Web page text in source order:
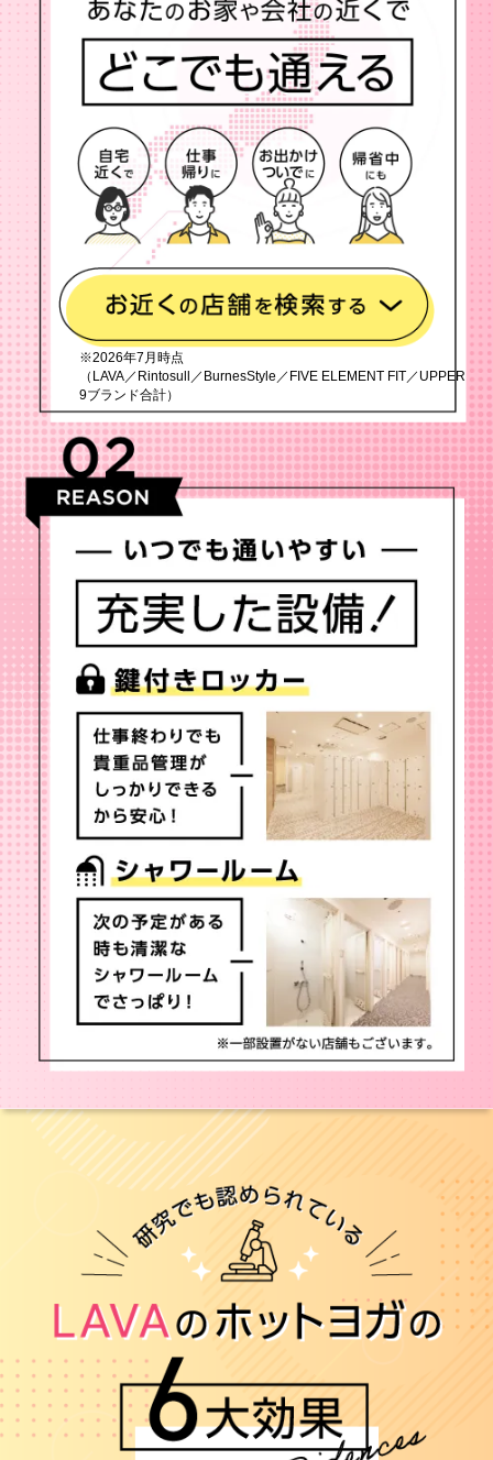
※2026年7月時点
（LAVA／Rintosull／BurnesStyle／FIVE ELEMENT FIT／UPPER
9ブランド合計）